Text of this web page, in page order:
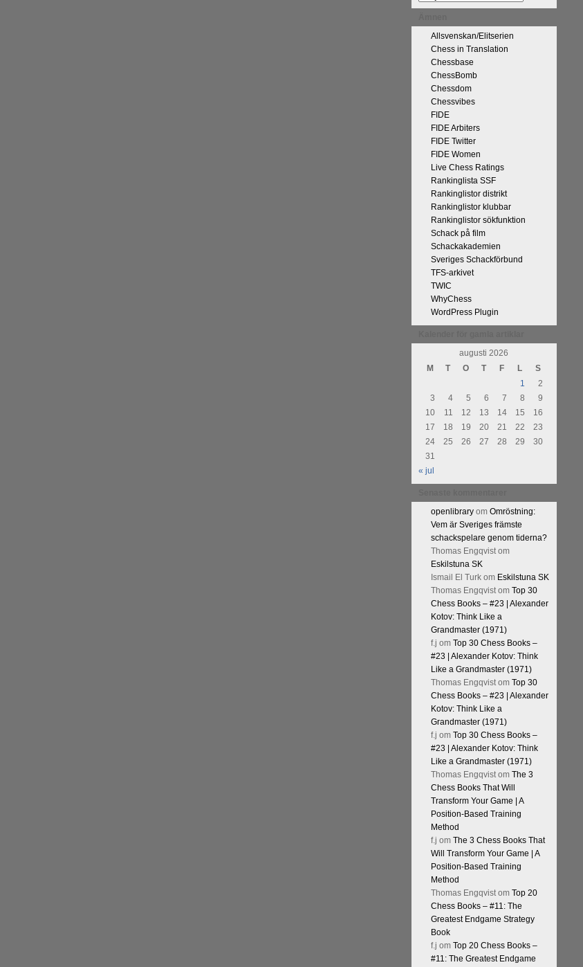
Allsvenskan/Elitserien
Chess in Translation
Chessbase
ChessBomb
Chessdom
Chessvibes
FIDE
FIDE Arbiters
FIDE Twitter
FIDE Women
Live Chess Ratings
Rankinglista SSF
Rankinglistor distrikt
Rankinglistor klubbar
Rankinglistor sökfunktion
Schack på film
Schackakademien
Sveriges Schackförbund
TFS-arkivet
TWIC
WhyChess
WordPress Plugin
augusti 2026
M
T O T F L
S
1
2
3
4 5 6 7 8
9
10
11 12 13 14 15
16
17
18 19 20 21 22
23
24
25 26 27 28 29
30
31
« jul
openlibraryom Omröstning:
Vem är Sveriges främste
schackspelare genom tiderna?
Thomas Engqvistom
Eskilstuna SK
Ismail El Turkom Eskilstuna SK
Thomas Engqvistom Top 30
Chess Books – #23 | Alexander
Kotov: Think Like a
Grandmaster (1971)
f.j om Top 30 Chess Books –
#23 | Alexander Kotov: Think
Like a Grandmaster (1971)
Thomas Engqvistom Top 30
Chess Books – #23 | Alexander
Kotov: Think Like a
Grandmaster (1971)
f.j om Top 30 Chess Books –
#23 | Alexander Kotov: Think
Like a Grandmaster (1971)
Thomas Engqvistom The 3
Chess Books That Will
Transform Your Game | A
Position-Based Training
Method
f.j om The 3 Chess Books That
Will Transform Your Game | A
Position-Based Training
Method
Thomas Engqvistom Top 20
Chess Books – #11: The
Greatest Endgame Strategy
Book
f.j om Top 20 Chess Books –
#11: The Greatest Endgame